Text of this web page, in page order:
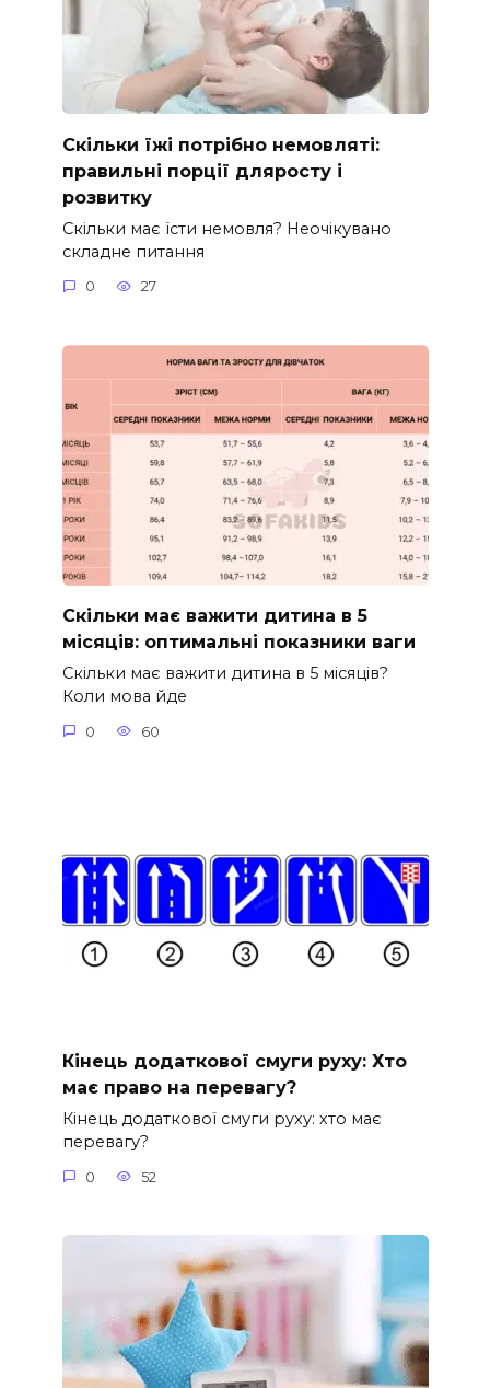
Скільки їжі потрібно немовляті:
правильні порції дляросту і
розвитку
Скільки має їсти немовля? Неочікувано
складне питання
0 27
Скільки має важити дитина в 5
місяців: оптимальні показники ваги
Скільки має важити дитина в 5 місяців?
Коли мова йде
0 60
Кінець додаткової смуги руху: Хто
має право на перевагу?
Кінець додаткової смуги руху: хто має
перевагу?
0 52